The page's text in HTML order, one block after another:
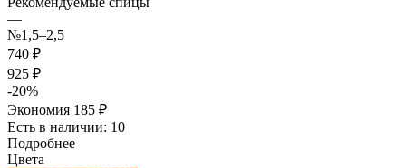
—
№1,5–2,5
740 ₽
925 ₽
-20%
Экономия 185 ₽
Есть в наличии: 10
Подробнее
Цвета